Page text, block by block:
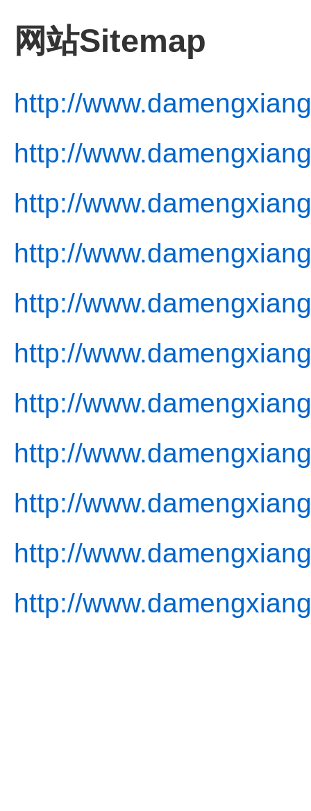
网站Sitemap
http://
http://
http://
http://
http://
http://
http://
http://
http://
http://
http://